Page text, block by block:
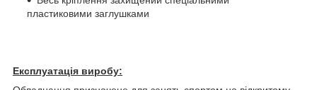
пластиковими заглушками
Експлуатація виробу: